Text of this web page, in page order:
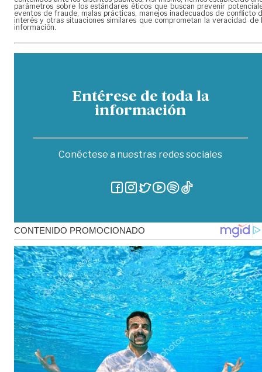
parámetros sobre los estándares éticos que buscan prevenir
eventos de fraude, malas prácticas, manejos inadecuados de conflicto
interés y otras situaciones similares que comprometan la veracidad de
información.
Entérese de toda la
información
Conéctese a nuestras redes sociales